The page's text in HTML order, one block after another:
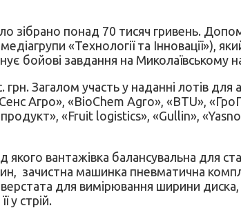
зібрано понад 70 тисяч гривень.
«Технології та Інновації»),
бойові завдання на Миколаївському
Загалом участь у наданні лотів для
Агро», «BioChem Agro», «BTU»,
«Fruit logistics», «Gullin»,
вантажівка балансувальна для
зачистна машинка пневматична
верстата для вимірювання ширини
у стрій.